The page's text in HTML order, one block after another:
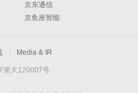
京东通信
京鱼座智能
Media & IR
第大120007号